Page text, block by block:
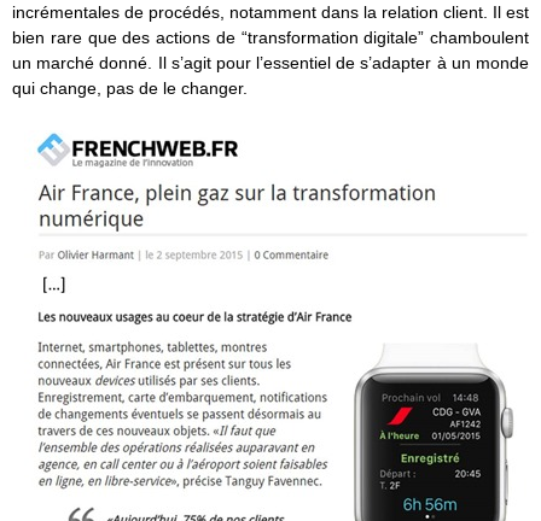
incrémentales de procédés, notamment dans la relation client. Il est
bien rare que des actions de “transformation digitale” chamboulent
un marché donné. Il s’agit pour l’essentiel de s’adapter à un monde
qui change, pas de le changer.